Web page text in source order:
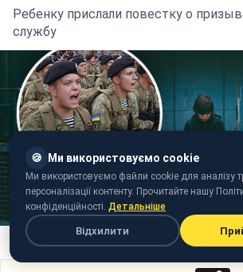
Ребенку прислали повестку о
службу
В Киеве ребенка призвали в армию (коллаж РБК-
🍪 Ми використовуємо cookie
Ми використовуємо файли cookie для аналізу
персоналізації контенту. Прочитайте нашу
конфіденційності. Детальніше
Відхилити